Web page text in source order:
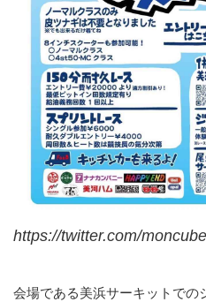
https://twitter.com/
会場である美浜サーキットでの